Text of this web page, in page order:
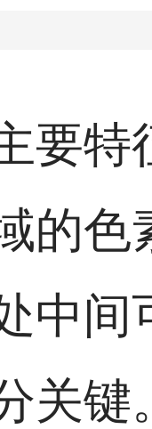
要特
的色
中间
关键